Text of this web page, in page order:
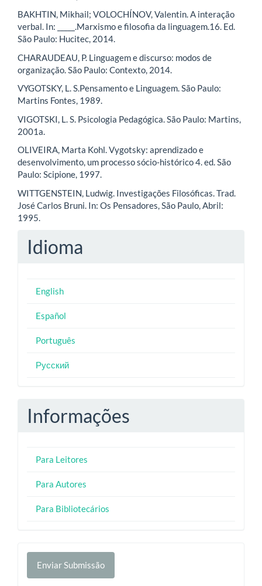
BAKHTIN, Mikhail; VOLOCHÍNOV, Valentin. A interação
verbal. In: _____.Marxismo e filosofia da linguagem.16. Ed.
São Paulo: Hucitec, 2014.
CHARAUDEAU, P. Linguagem e discurso: modos de
organização. São Paulo: Contexto, 2014.
VYGOTSKY, L. S.Pensamento e Linguagem. São Paulo:
Martins Fontes, 1989.
VIGOTSKI, L. S. Psicologia Pedagógica. São Paulo: Martins,
2001a.
OLIVEIRA, Marta Kohl. Vygotsky: aprendizado e
desenvolvimento, um processo sócio‑histórico 4. ed. São
Paulo: Scipione, 1997.
WITTGENSTEIN, Ludwig. Investigações Filosóficas. Trad.
José Carlos Bruni. In: Os Pensadores, São Paulo, Abril:
1995.
Idioma
English
Español
Português
Русский
Informações
Para Leitores
Para Autores
Para Bibliotecários
Enviar
Submissão
Enviar Submissão